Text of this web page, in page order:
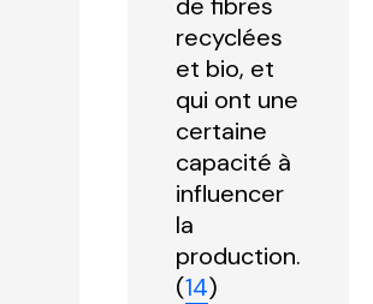
recyclées
et bio, et
qui ont une
certaine
capacité à
influencer
la
production.
(14)